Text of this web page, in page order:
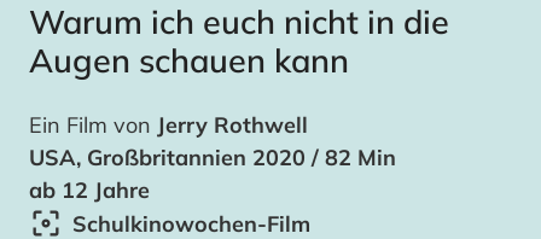
Warum ich euch nicht in die
Augen schauen kann
Ein Film von Jerry Rothwell
USA, Großbritannien 2020 / 82 Min
ab 12 Jahre
Schulkinowochen-Film